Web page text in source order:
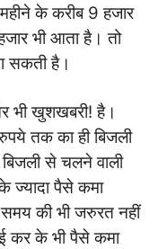
के करीब 9 हजार
भी आता है।तो
सकती है।
भी खुशखबरी! है।
तक का ही बिजली
से चलने वाली
ज्यादा पैसे कमा
की भी जरुरत नहीं
कर के भी पैसे कमा